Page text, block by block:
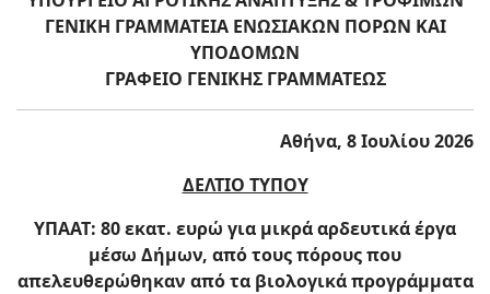
ΓΕΝΙΚΗ ΓΡΑΜΜΑΤΕΙΑ ΕΝΩΣΙΑΚΩΝ ΠΟΡΩΝ ΚΑΙ
ΥΠΟΔΟΜΩΝ
ΓΡΑΦΕΙΟ ΓΕΝΙΚΗΣ ΓΡΑΜΜΑΤΕΩΣ
Αθήνα, 8 Ιουλίου 2026
ΔΕΛΤΙΟ ΤΥΠΟΥ
ΥΠΑΑΤ: 80 εκατ. ευρώ για μικρά αρδευτικά έργα
μέσω Δήμων, από τους πόρους που
απελευθερώθηκαν από τα βιολογικά προγράμματα